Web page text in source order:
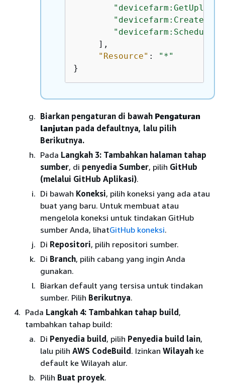
"devicefarm:GetUpload"
     ],
"Resource" :
"*"
}
Biarkan pengaturan di bawah Pengaturan
lanjutan pada defaultnya, lalu pilih
Berikutnya.
Pada Langkah 3: Tambahkan halaman tahap
sumber, di penyedia Sumber, pilih GitHub
(melalui GitHub Aplikasi).
Di bawah Koneksi, pilih koneksi yang ada atau
buat yang baru. Untuk membuat atau
mengelola koneksi untuk tindakan GitHub
sumber Anda, lihatGitHub koneksi.
Di Repositori, pilih repositori sumber.
Di Branch, pilih cabang yang ingin Anda
gunakan.
Biarkan default yang tersisa untuk tindakan
sumber. Pilih Berikutnya.
Pada Langkah 4: Tambahkan tahap build,
tambahkan tahap build:
Di Penyedia build, pilih Penyedia build lain,
lalu pilih AWS CodeBuild. Izinkan Wilayah ke
default ke Wilayah alur.
Pilih Buat proyek.